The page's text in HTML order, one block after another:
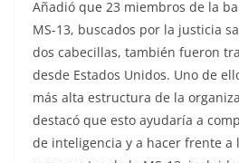
Añadió que 23 miembros de la
MS-13, buscados por la justicia
dos cabecillas, también fueron
desde Estados Unidos. Uno de
más alta estructura de la
destacó que esto ayudaría a
de inteligencia y a hacer frente a